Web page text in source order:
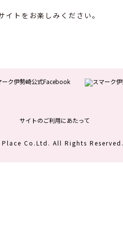
イトをお楽しみください。
サイトのご利用にあたって
Co.Ltd. All Rights Reserved.